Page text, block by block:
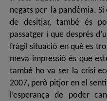
negats per la pandèmia.
de desitjar, també és
passatger i que després
fràgil situació en què es
meva impressió és que
també ho va ser la crisi
2007, però pitjor en el
l’esperança de poder